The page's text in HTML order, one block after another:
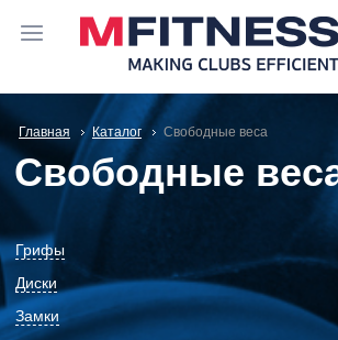
Главная Каталог Свободные веса
Свободные
Грифы
Диски
Замки